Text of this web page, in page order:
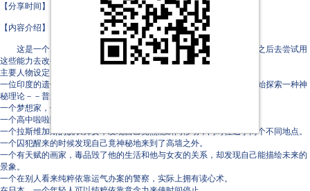
【分享时间】: 全天24小时
【内容介绍】:
这是一个关于在全世界有些人发现他们拥有某些不同寻常的超能力之后去尝试用
这些能力去改变他们生活的故事。
主要人物设定为：
一位印度的遗传学教授，自从他的父亲失踪后，他赶到了纽约，并且开始探索一种神
秘理论－－普通人当中也许有人拥有超能力。
一个梦想家，他试图劝说自己的政客兄弟相信自己能飞。
一个高中啦啦队长，发现自己竟然刀枪不入。
一个拉斯维加斯的脱衣舞女，发现自己竟然能瞬间移动，同时往返于两个不同地点。
一个囚犯醒来的时候发现自己竟神秘地来到了高墙之外。
一个有天赋的画家，毒品毁了他的生活和他与女友的关系，却发现自己能描绘未来的
景象。
一个在别人看来纯粹依靠运气办案的警察，实际上拥有读心术。